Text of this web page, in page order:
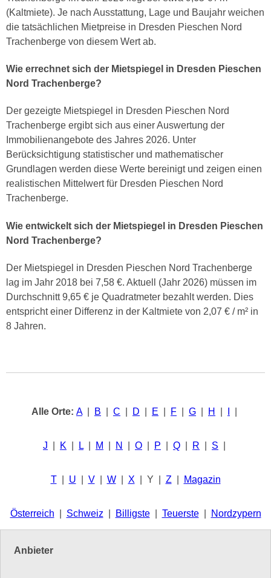
(Kaltmiete). Je nach Ausstattung, Lage und Baujahr weichen
die tatsächlichen Mietpreise in Dresden Pieschen Nord
Trachenberge von diesem Wert ab.
Wie errechnet sich der Mietspiegel in Dresden Pieschen
Nord Trachenberge?
Der gezeigte Mietspiegel in Dresden Pieschen Nord
Trachenberge ergibt sich aus einer Auswertung der
Immobilienangebote des Jahres 2026. Unter
Berücksichtigung statistischer und mathematischer
Grundlagen werden diese Werte bereinigt und zeigen einen
realistischen Mittelwert für Dresden Pieschen Nord
Trachenberge.
Wie entwickelt sich der Mietspiegel in Dresden Pieschen
Nord Trachenberge?
Der Mietspiegel in Dresden Pieschen Nord Trachenberge
lag im Jahr 2018 bei 7,58 €. Aktuell (Jahr 2026) müssen im
Durchschnitt 9,65 € je Quadratmeter bezahlt werden. Dies
entspricht einer Differenz in der Kaltmiete von 2,07 € / m² in
8 Jahren.
Alle Orte: A| B C D E F G H
J K L M N O P Q R S
T| U V| W| X | Y | Z Magazin
Österreich Schweiz Billigste| Teuerste| Nordzypern
Anbieter